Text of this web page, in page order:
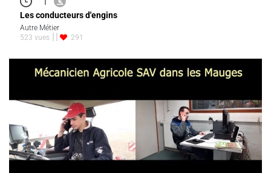
Les conducteurs d'engins
Autre Métier
523 vues
291